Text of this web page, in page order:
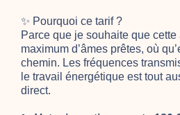
✨ Pourquoi ce tarif ?
Parce que je souhaite que
maximum d’âmes prêtes, où
chemin. Les fréquences
le travail énergétique est tout
direct.